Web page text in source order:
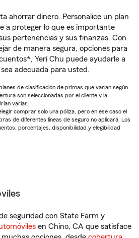
ahorrar dinero. Personalice un plan
a proteger lo que es importante
pertenencias y sus finanzas. Con
de manera segura, opciones para
Yeri Chu puede ayudarle a
adecuada para usted.
de clasificación de primas que varían según
son seleccionadas por el cliente y la
variar.
comprar solo una póliza, pero en ese caso el
de diferentes líneas de seguro no aplicará. Los
porcentajes, disponibilidad y elegibilidad
seguridad con State Farm y
en Chino, CA que satisface